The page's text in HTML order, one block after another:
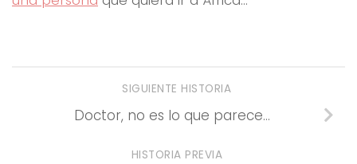
SIGUIENTE HISTORIA
Doctor, no es lo que parece…
HISTORIA PREVIA